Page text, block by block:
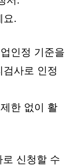
요.
인정 기준을
사로 인정
한 없이 활
신청할 수